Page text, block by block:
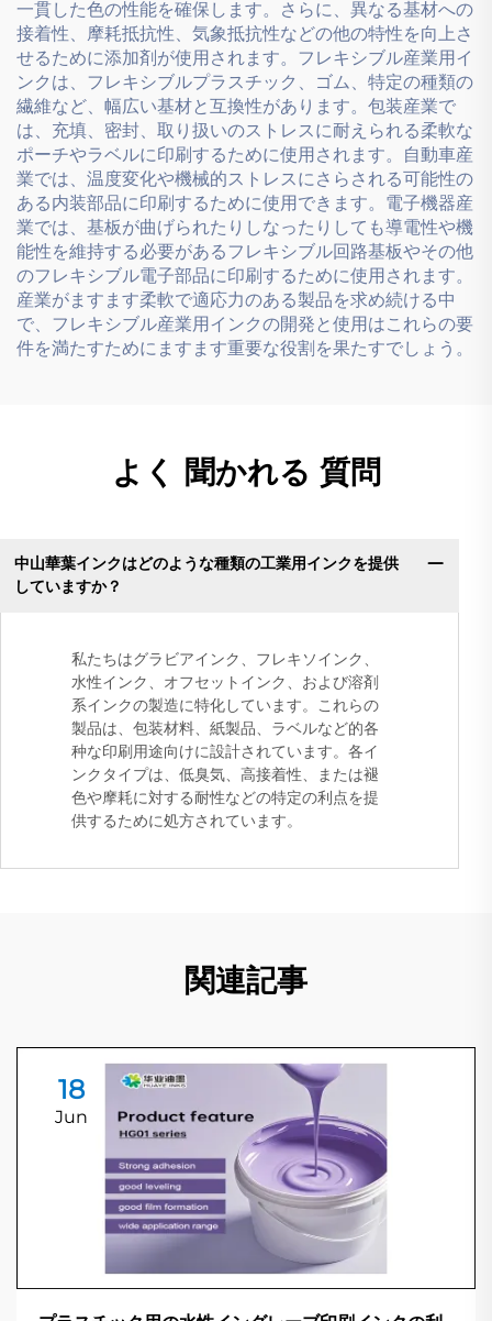
一貫した色の性能を確保します。さらに、異なる基材への
接着性、摩耗抵抗性、気象抵抗性などの他の特性を向上さ
せるために添加剤が使用されます。フレキシブル産業用イ
ンクは、フレキシブルプラスチック、ゴム、特定の種類の
繊維など、幅広い基材と互換性があります。包装産業で
は、充填、密封、取り扱いのストレスに耐えられる柔軟な
ポーチやラベルに印刷するために使用されます。自動車産
業では、温度変化や機械的ストレスにさらされる可能性の
ある内装部品に印刷するために使用できます。電子機器産
業では、基板が曲げられたりしなったりしても導電性や機
能性を維持する必要があるフレキシブル回路基板やその他
のフレキシブル電子部品に印刷するために使用されます。
産業がますます柔軟で適応力のある製品を求め続ける中
で、フレキシブル産業用インクの開発と使用はこれらの要
件を満たすためにますます重要な役割を果たすでしょう。
よく 聞かれる 質問
中山華葉インクはどのような種類の工業用インクを提供
していますか？
私たちはグラビアインク、フレキソインク、
水性インク、オフセットインク、および溶剤
系インクの製造に特化しています。これらの
製品は、包装材料、紙製品、ラベルなど的各
种な印刷用途向けに設計されています。各イ
ンクタイプは、低臭気、高接着性、または褪
色や摩耗に対する耐性などの特定の利点を提
供するために処方されています。
関連記事
18
Jun